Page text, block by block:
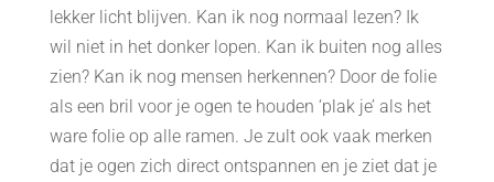
lekker licht blijven. Kan ik nog normaal lezen? Ik
wil niet in het donker lopen. Kan ik buiten nog alles
zien? Kan ik nog mensen herkennen? Door de folie
als een bril voor je ogen te houden ‘plak je’ als het
ware folie op alle ramen. Je zult ook vaak merken
dat je ogen zich direct ontspannen en je ziet dat je